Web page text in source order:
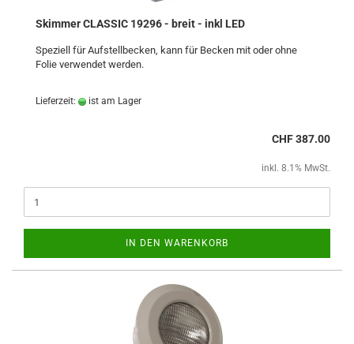
Skimmer CLASSIC 19296 - breit - inkl LED
Speziell für Aufstellbecken, kann für Becken mit oder ohne
Folie verwendet werden.
Lieferzeit: ist am Lager
CHF 387.00
inkl. 8.1% MwSt.
IN DEN WARENKORB